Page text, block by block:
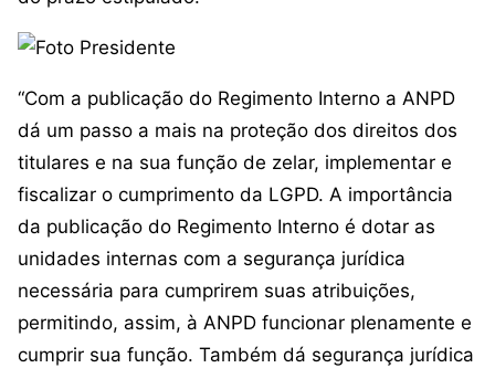
“Com a publicação do Regimento Interno a ANPD
dá um passo a mais na proteção dos direitos dos
titulares e na sua função de zelar, implementar e
fiscalizar o cumprimento da LGPD. A importância
da publicação do Regimento Interno é dotar as
unidades internas com a segurança jurídica
necessária para cumprirem suas atribuições,
permitindo, assim, à ANPD funcionar plenamente e
cumprir sua função. Também dá segurança jurídica